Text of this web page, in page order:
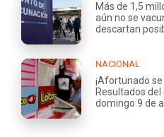
Más de 1,5
aún no se
descartan
NACIONAL
¡Afortunado
Resultados del
domingo 9 de